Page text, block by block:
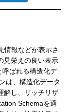
情報などが表示さ
見栄えの良い表示
ばれる構造化デ
は、構造化データ
解し、リッチリザ
Schemaを適